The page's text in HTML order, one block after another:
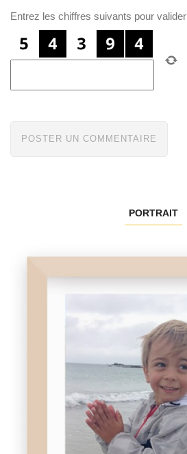
Entrez les chiffres suivants pour valider
PORTRAIT